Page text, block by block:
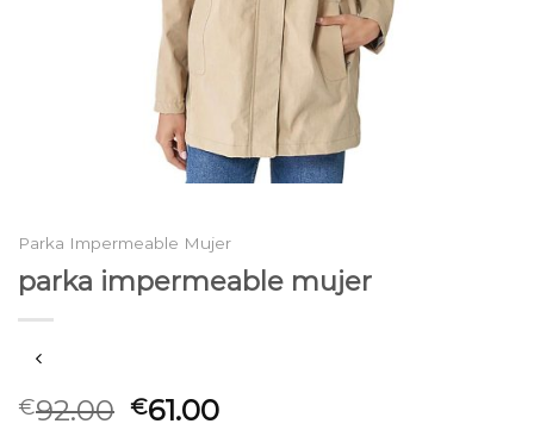
Parka Impermeable Mujer
parka impermeable mujer
€92.00 €61.00